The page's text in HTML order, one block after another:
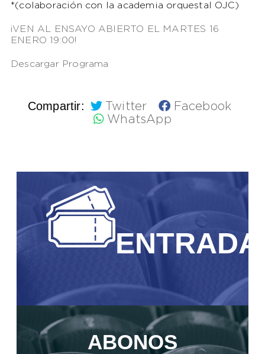
*(colaboración con la academia orquestal OJC)
¡VEN AL ENSAYO ABIERTO EL MARTES 16
ENERO 19:00!
Descargar Programa
Compartir: Twitter
Facebook
WhatsApp
ABONOS